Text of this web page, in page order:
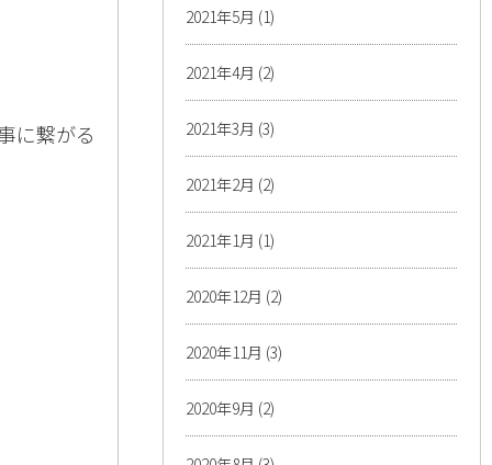
に繋がる
2021年5月 (1)
2021年4月 (2)
2021年3月 (3)
2021年2月 (2)
2021年1月 (1)
2020年12月 (2)
2020年11月 (3)
2020年9月 (2)